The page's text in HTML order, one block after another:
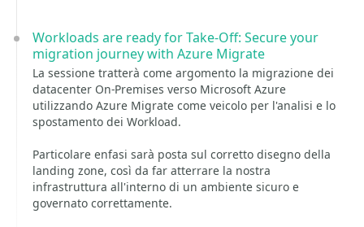
Workloads are ready for Take-Off: Secure your
migration journey with Azure Migrate
La sessione tratterà come argomento la migrazione dei
datacenter On-Premises verso Microsoft Azure
utilizzando Azure Migrate come veicolo per l'analisi e lo
spostamento dei Workload.
Particolare enfasi sarà posta sul corretto disegno della
landing zone, così da far atterrare la nostra
infrastruttura all'interno di un ambiente sicuro e
governato correttamente.